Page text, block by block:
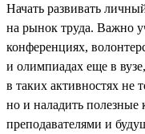
Начать развивать
на рынок труда. Важно
конференциях,
и олимпиадах еще в
в таких активностях не
но и наладить полезные
преподавателями и